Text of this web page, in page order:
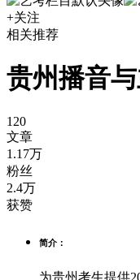
+关注
相关推荐
贵州播音
120
文章
1.17万
粉丝
2.4万
获赞
简介：
为贵州考生提供